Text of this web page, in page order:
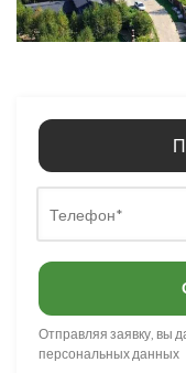
Отправляя заявку, вы
персональных данных